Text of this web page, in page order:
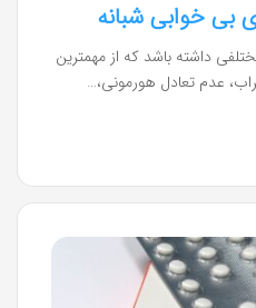
بی خوابی شبانه
داشته باشد که از مهمترین
عدم تعادل هورمونی،…